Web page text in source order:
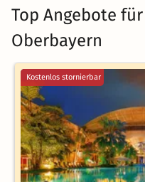
Top Angebote
Oberbayern
Kostenlos stornierbar